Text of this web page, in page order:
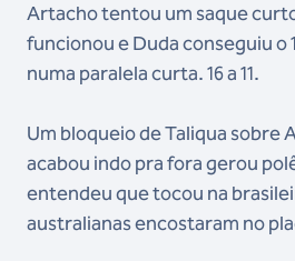
Artacho tentou um saque
funcionou e Duda conseguiu o
numa paralela curta. 16 a 11.
Um bloqueio de Taliqua sobre
acabou indo pra fora gerou
entendeu que tocou na
australianas encostaram no